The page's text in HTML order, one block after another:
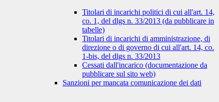
Titolari di incarichi politici di cui all'art. 14,
co. 1, del dlgs n. 33/2013 (da pubblicare in
tabelle)
Titolari di incarichi di amministrazione, di
direzione o di governo di cui all'art. 14, co.
1-bis, del dlgs n. 33/2013
Cessati dall'incarico (documentazione da
pubblicare sul sito web)
Sanzioni per mancata comunicazione dei dati